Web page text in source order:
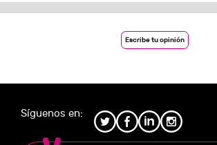
Escribe tu opinión
Síguenos en: